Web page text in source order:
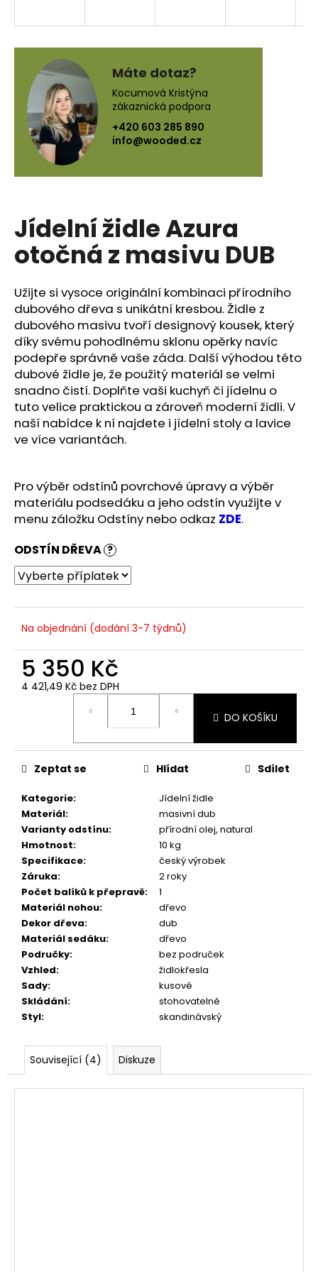
Jídelní židle Azura
otočná z masivu DUB
Užijte si vysoce originální kombinaci přírodního
dubového dřeva s unikátní kresbou. Židle z
dubového masivu tvoří designový kousek, který
díky svému pohodlnému sklonu opěrky navíc
podepře správně vaše záda. Další výhodou této
dubové židle je, že použitý materiál se velmi
snadno čistí. Doplňte vaši kuchyň či jídelnu o
tuto velice praktickou a zároveň moderní židli. V
naší nabídce k ní najdete i jídelní stoly a lavice
ve více variantách.
Pro výběr odstínů povrchové úpravy a výběr
materiálu podsedáku a jeho odstín využijte v
menu záložku Odstíny nebo odkaz ZDE.
ODSTÍN DŘEVA ?
Na objednání (dodání 3-7 týdnů)
5 350 Kč
4 421,49 Kč bez DPH
DO KOŠÍKU
Kategorie:
Jídelní židle
Materiál:
masivní dub
Varianty odstínu:
přírodní olej, natural
Hmotnost:
10 kg
Specifikace:
český výrobek
Záruka:
2 roky
Počet balíků k přepravě:
1
Materiál nohou:
dřevo
Dekor dřeva:
dub
Materiál sedáku:
dřevo
Područky:
bez područek
Vzhled:
židlokřesla
Sady:
kusové
Skládání:
stohovatelné
Styl: skandinávský
Zeptat se Hlídat Sdílet
Máte dotaz?
Kocumová Kristýna
zákaznická podpora
+420 603 285 890
info@wooded.cz
Související (4) Diskuze
í
D
o
p
r
u
č
u
j
e
m
e